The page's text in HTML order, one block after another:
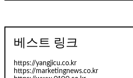
베스트 링크
https://yangjicu.co.kr
https://marketingnews.co.kr